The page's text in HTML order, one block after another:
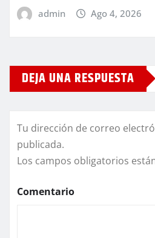
admin Ago 4, 2026
DEJA UNA RESPUESTA
Tu dirección de correo
publicada.
Los campos obligatorios
Comentario